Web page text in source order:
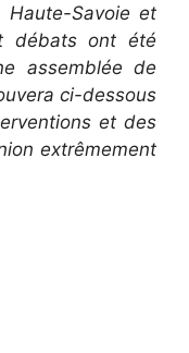
Haute-Savoie et
débats ont été
assemblée de
ci-dessous
et des
extrêmement